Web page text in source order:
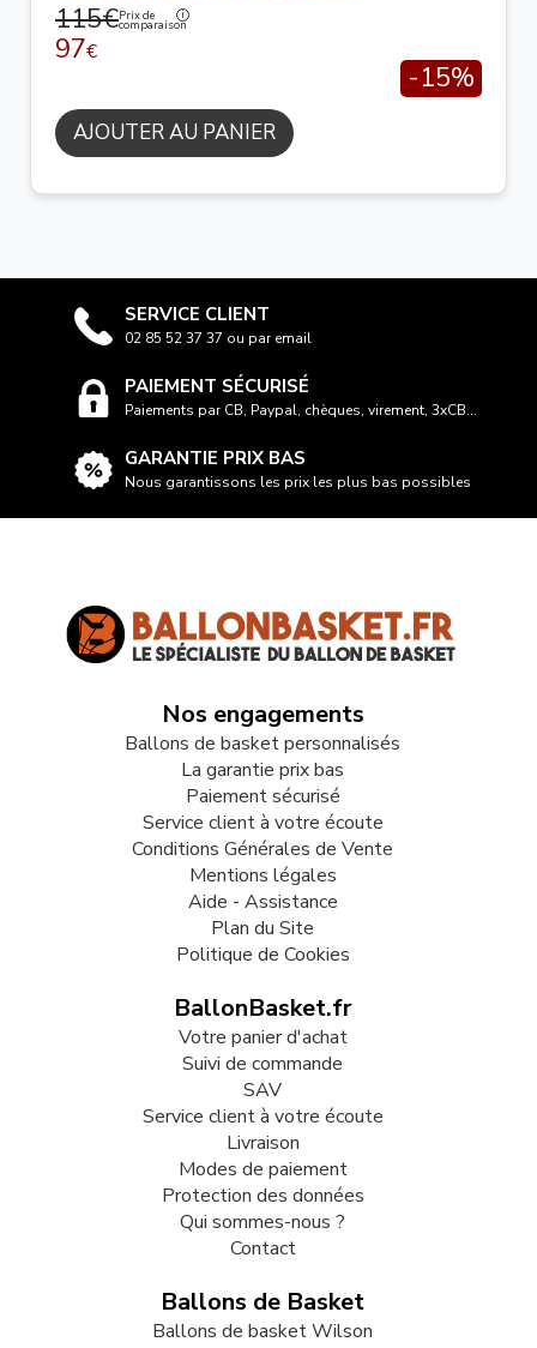
115€Prix de
comparaison
97€
-15%
AJOUTER AU PANIER
SERVICE CLIENT
02 85 52 37 37 ou par email
PAIEMENT SÉCURISÉ
Paiements par CB, Paypal, chèques, virement, 3xCB...
GARANTIE PRIX BAS
Nous garantissons les prix les plus bas possibles
Nos engagements
Ballons de basket personnalisés
La garantie prix bas
Paiement sécurisé
Service client à votre écoute
Conditions Générales de Vente
Mentions légales
Aide - Assistance
Plan du Site
Politique de Cookies
BallonBasket.fr
Votre panier d'achat
Suivi de commande
SAV
Service client à votre écoute
Livraison
Modes de paiement
Protection des données
Qui sommes-nous ?
Contact
Ballons de Basket
Ballons de basket Wilson